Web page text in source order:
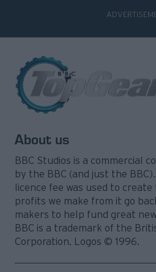
About us
BBC Studios is a commercial
by the BBC (and just the
licence fee was used to
profits we make from it go
makers to help fund great
BBC is a trademark of the
Corporation. Logos © 1996.